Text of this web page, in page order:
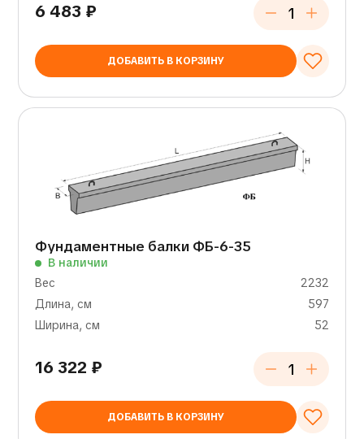
6 483 ₽
ДОБАВИТЬ В КОРЗИНУ
Фундаментные балки ФБ-6-35
В наличии
Вес
2232
Длина, см
597
Ширина, см
52
16 322 ₽
ДОБАВИТЬ В КОРЗИНУ